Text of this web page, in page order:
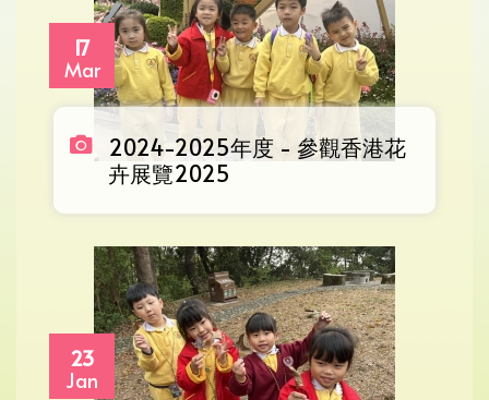
17
Mar
2024-2025年度 - 參觀香港花
卉展覽2025
23
Jan